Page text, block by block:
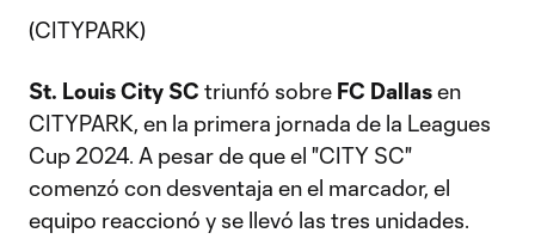
(CITYPARK)
St. Louis City SC triunfó sobre FC Dallasen
CITYPARK, en la primera jornada de la Leagues
Cup 2024. A pesar de que el "CITY SC"
comenzó con desventaja en el marcador, el
equipo reaccionó y se llevó las tres unidades.